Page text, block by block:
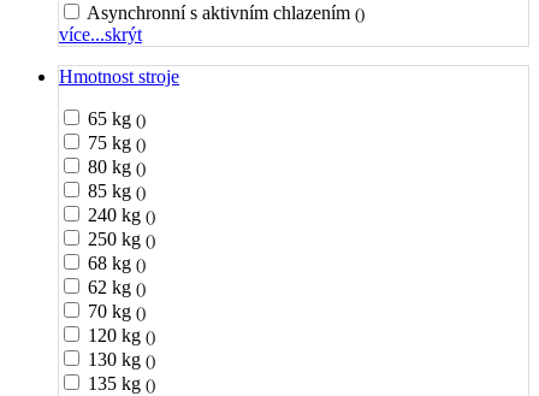
Asynchronní s aktivním chlazením ()
více...skrýt
Hmotnost stroje
65 kg ()
75 kg ()
80 kg ()
85 kg ()
240 kg ()
250 kg ()
68 kg ()
62 kg ()
70 kg ()
120 kg ()
130 kg ()
135 kg ()